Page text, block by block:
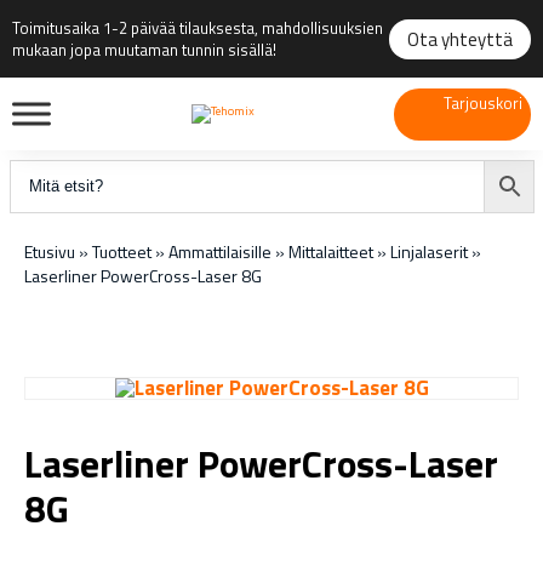
Toimitusaika 1-2 päivää tilauksesta, mahdollisuuksien
mukaan jopa muutaman tunnin sisällä!
Ota yhteyttä
Tarjouskori
Etusivu »Tuotteet»Ammattilaisille »Mittalaitteet»Linjalaserit»
Laserliner PowerCross-Laser 8G
Laserliner PowerCross-Laser
8G